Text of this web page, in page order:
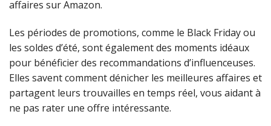
affaires sur Amazon.
Les périodes de promotions, comme le Black Friday ou
les soldes d’été, sont également des moments idéaux
pour bénéficier des recommandations d’influenceuses.
Elles savent comment dénicher les meilleures affaires et
partagent leurs trouvailles en temps réel, vous aidant à
ne pas rater une offre intéressante.